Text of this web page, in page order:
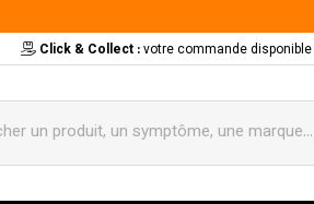
Click & Collect :votre commande disponible